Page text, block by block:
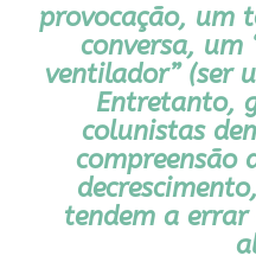
provocação, um
conversa, um
ventilador” (ser
Entretanto,
colunistas
compreensão
tendem a errar